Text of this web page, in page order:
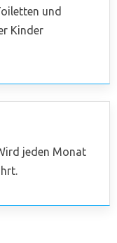
und
Kinder
jeden Monat